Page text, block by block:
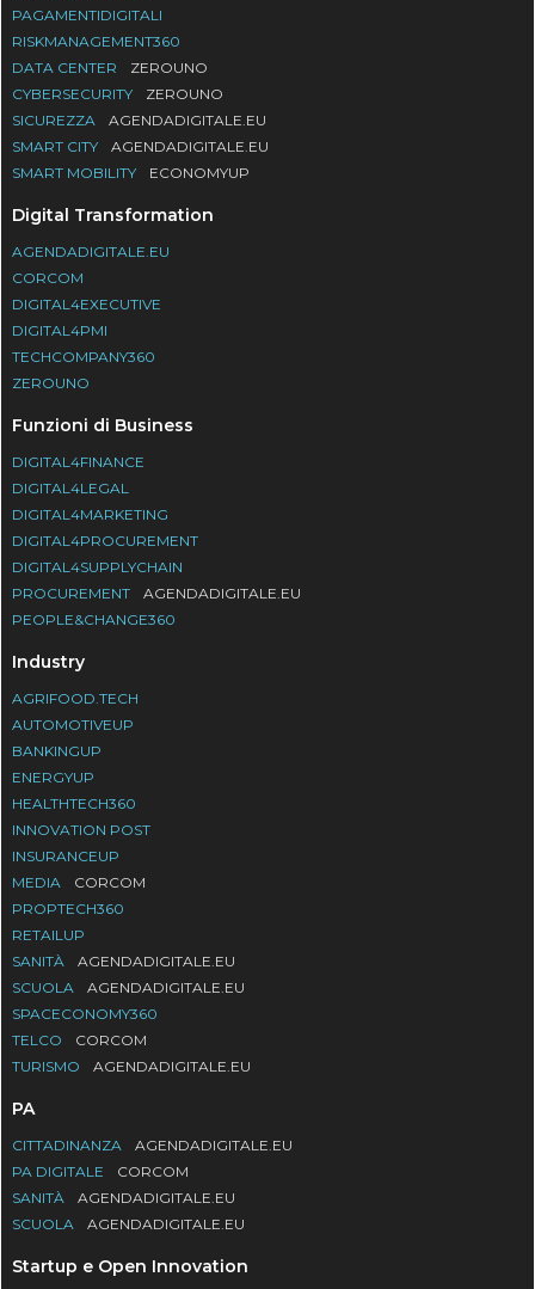
PAGAMENTIDIGITALI
RISKMANAGEMENT360
DATA CENTER
ZEROUNO
CYBERSECURITY
ZEROUNO
SICUREZZA
AGENDADIGITALE.EU
SMART CITY
AGENDADIGITALE.EU
SMART MOBILITY
ECONOMYUP
Digital Transformation
AGENDADIGITALE.EU
CORCOM
DIGITAL4EXECUTIVE
DIGITAL4PMI
TECHCOMPANY360
ZEROUNO
Funzioni di Business
DIGITAL4FINANCE
DIGITAL4LEGAL
DIGITAL4MARKETING
DIGITAL4PROCUREMENT
DIGITAL4SUPPLYCHAIN
PROCUREMENT
AGENDADIGITALE.EU
PEOPLE&CHANGE360
Industry
AGRIFOOD.TECH
AUTOMOTIVEUP
BANKINGUP
ENERGYUP
HEALTHTECH360
INNOVATION POST
INSURANCEUP
MEDIA
CORCOM
PROPTECH360
RETAILUP
SANITÀ
AGENDADIGITALE.EU
SCUOLA
AGENDADIGITALE.EU
SPACECONOMY360
TELCO
CORCOM
TURISMO
AGENDADIGITALE.EU
PA
CITTADINANZA
AGENDADIGITALE.EU
PA DIGITALE
CORCOM
SANITÀ
AGENDADIGITALE.EU
SCUOLA
AGENDADIGITALE.EU
Startup e Open Innovation